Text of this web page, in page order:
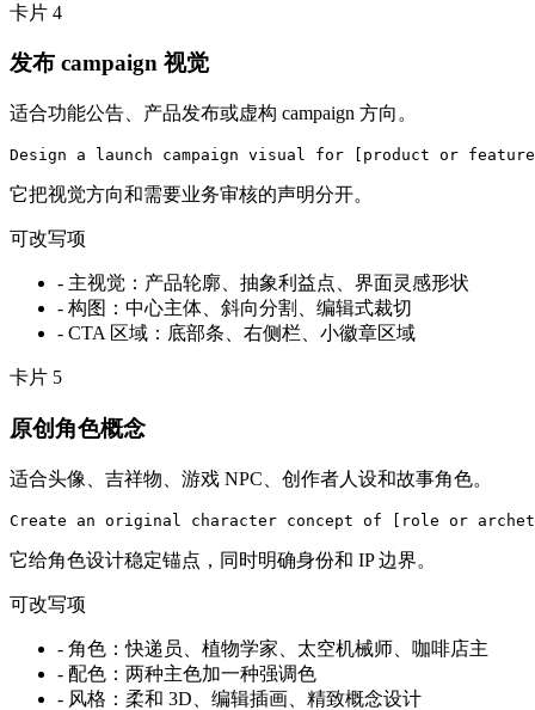
卡片 4
发布 campaign 视觉
适合功能公告、产品发布或虚构 campaign 方向。
Design a launch campaign visual for [product or
它把视觉方向和需要业务审核的声明分开。
可改写项
- 主视觉：产品轮廓、抽象利益点、界面灵感形状
- 构图：中心主体、斜向分割、编辑式裁切
- CTA 区域：底部条、右侧栏、小徽章区域
卡片 5
原创角色概念
适合头像、吉祥物、游戏 NPC、创作者人设和故事角色。
Create an original character concept of [role or
它给角色设计稳定锚点，同时明确身份和 IP 边界。
可改写项
- 角色：快递员、植物学家、太空机械师、咖啡店主
- 配色：两种主色加一种强调色
- 风格：柔和 3D、编辑插画、精致概念设计